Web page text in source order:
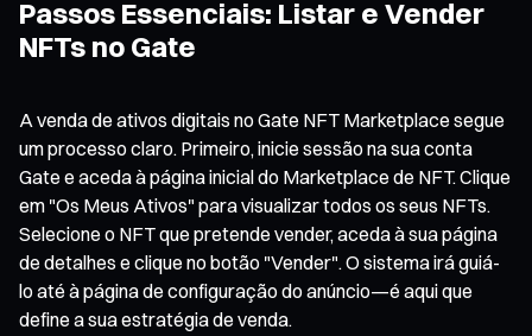
Passos Essenciais: Listar e Vender
NFTs no Gate
A venda de ativos digitais no Gate NFT Marketplace segue
um processo claro. Primeiro, inicie sessão na sua conta
Gate e aceda à página inicial do Marketplace de NFT. Clique
em "Os Meus Ativos" para visualizar todos os seus NFTs.
Selecione o NFT que pretende vender, aceda à sua página
de detalhes e clique no botão "Vender". O sistema irá guiá-
lo até à página de configuração do anúncio—é aqui que
define a sua estratégia de venda.